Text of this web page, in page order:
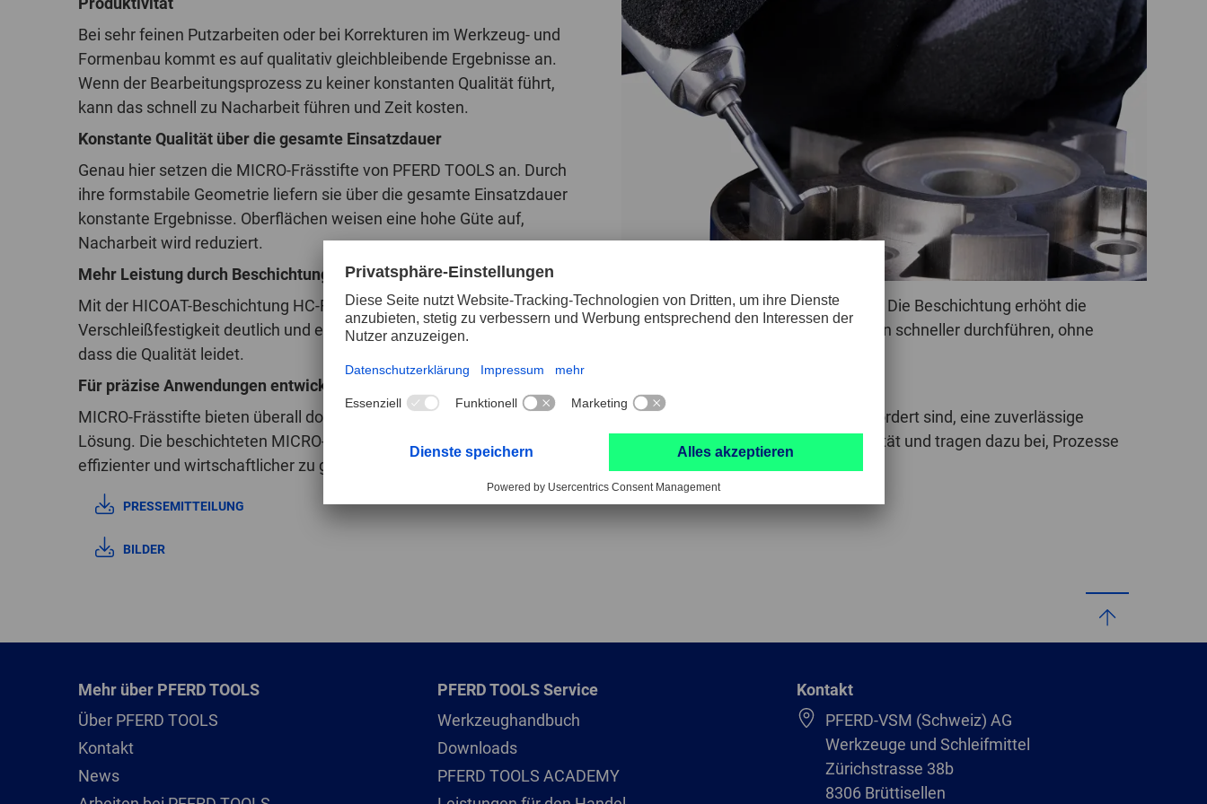
POLAND
SPAIN
SWEDEN
SWITZERLAND
TURKEY
UNITED
KINGDOM
ASIA/PACIFIC
AFRICA
GLOBAL
ESPAÑOL
Bei sehr feinen Putzarbeiten oder bei Korrekturen im Werkzeug- und
Formenbau kommt es auf qualitativ gleichbleibende Ergebnisse an.
Wenn der Bearbeitungsprozess zu keiner konstanten Qualität führt,
kann das schnell zu Nacharbeit führen und Zeit kosten.
Konstante Qualität über die gesamte Einsatzdauer
Genau hier setzen die MICRO-Frässtifte von PFERD TOOLS an. Durch
ihre formstabile Geometrie liefern sie über die gesamte Einsatzdauer
konstante Ergebnisse. Oberflächen weisen eine hohe Güte auf,
Nacharbeit wird reduziert.
Mehr Leistung durch Beschichtung
Mit der HICOAT-Beschichtung HC-FEP erweitert PFERD TOOLS das Programm jetzt um leistungsstarke Varianten. Die Beschichtung erhöht die
Verschleißfestigkeit deutlich und ermöglicht höhere Schnittgeschwindigkeiten. Dadurch lassen sich Bearbeitungen schneller durchführen, ohne
dass die Qualität leidet.
Für präzise Anwendungen entwickelt
MICRO-Frässtifte bieten überall dort, wo kontrollierter Materialabtrag und qualitativ hochwertige Oberflächen gefordert sind, eine zuverlässige
Lösung. Die beschichteten MICRO-Frässtifte verbinden eine hohe Lebensdauer mit konstanter Bearbeitungsqualität und tragen dazu bei, Prozesse
effizienter und wirtschaftlicher zu gestalten.
PRESSEMITTEILUNG
BILDER
Mehr über PFERD TOOLS
Über PFERD TOOLS
Kontakt
News
PFERD TOOLS Service
Werkzeughandbuch
Downloads
PFERD TOOLS ACADEMY
Kontakt
PFERD-VSM (Schweiz) AG
Werkzeuge und Schleifmittel
Zürichstrasse 38b
8306 Brüttisellen